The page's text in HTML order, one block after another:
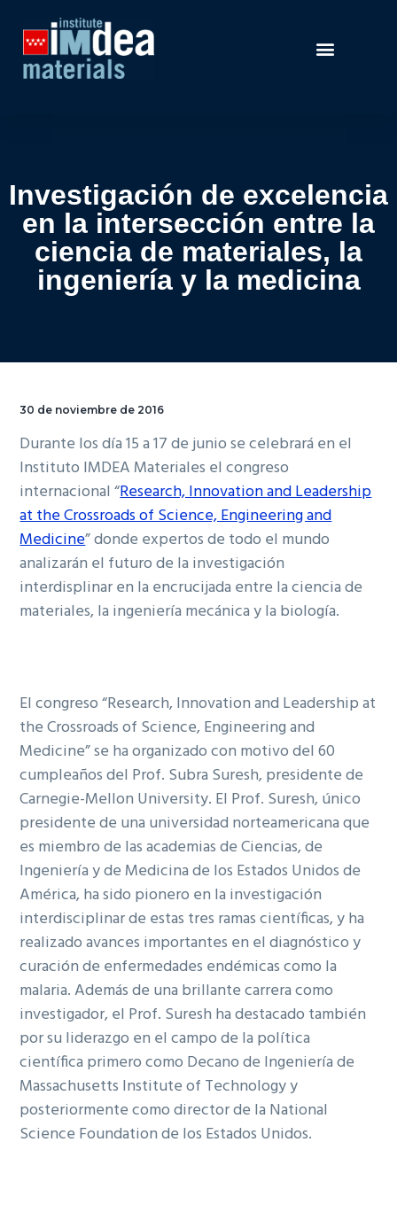
Investigación de excelencia
en la intersección entre la
ciencia de materiales, la
ingeniería y la medicina
30 de noviembre de 2016
Durante los día 15 a 17 de junio se celebrará en el
Instituto IMDEA Materiales el congreso
internacional “Research, Innovation and Leadership
at the Crossroads of Science, Engineering and
Medicine” donde expertos de todo el mundo
analizarán el futuro de la investigación
interdisplinar en la encrucijada entre la ciencia de
materiales, la ingeniería mecánica y la biología.
El congreso “Research, Innovation and Leadership at
the Crossroads of Science, Engineering and
Medicine” se ha organizado con motivo del 60
cumpleaños del Prof. Subra Suresh, presidente de
Carnegie-Mellon University. El Prof. Suresh, único
presidente de una universidad norteamericana que
es miembro de las academias de Ciencias, de
Ingeniería y de Medicina de los Estados Unidos de
América, ha sido pionero en la investigación
interdisciplinar de estas tres ramas científicas, y ha
realizado avances importantes en el diagnóstico y
curación de enfermedades endémicas como la
malaria. Además de una brillante carrera como
investigador, el Prof. Suresh ha destacado también
por su liderazgo en el campo de la política
científica primero como Decano de Ingeniería de
Massachusetts Institute of Technology y
posteriormente como director de la National
Science Foundation de los Estados Unidos.